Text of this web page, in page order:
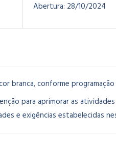
Abertura: 28/10/2024
branca, conforme
para aprimorar as
e exigências estabelecidas